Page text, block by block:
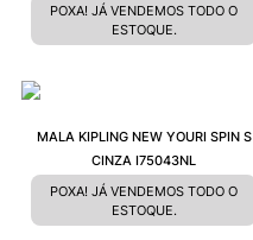
POXA! JÁ VENDEMOS TODO O
ESTOQUE.
MALA KIPLING NEW YOURI SPIN S
CINZA I75043NL
POXA! JÁ VENDEMOS TODO O
ESTOQUE.